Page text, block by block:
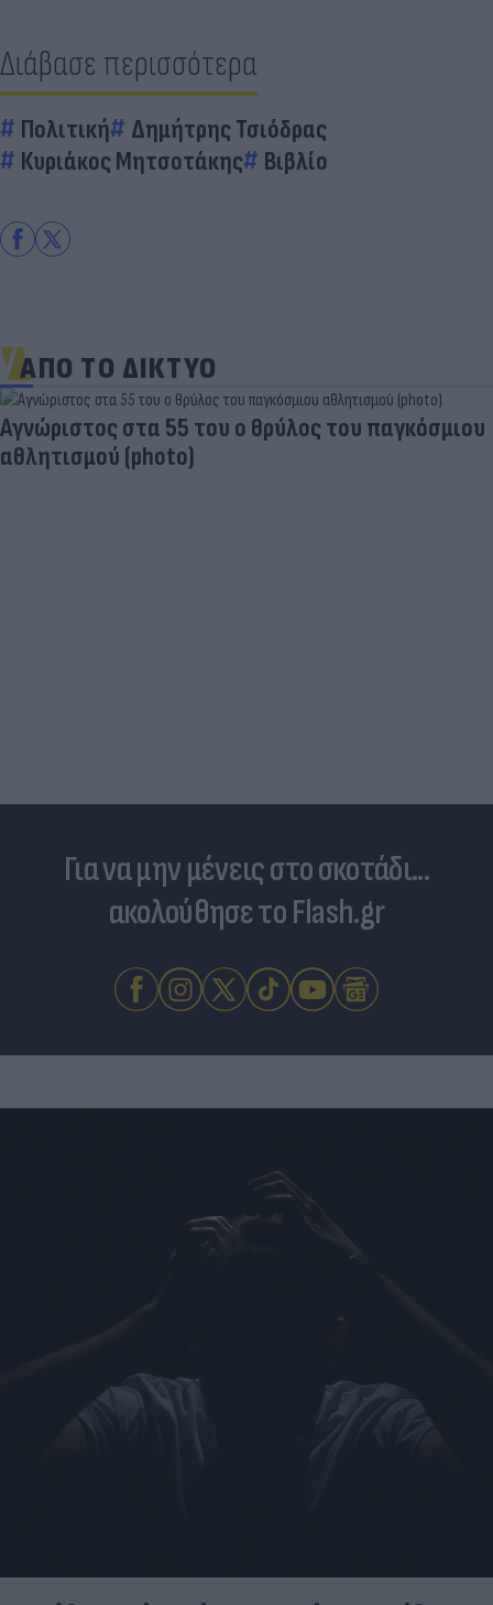
Διάβασε περισσότερα
Πολιτική
Δημήτρης Τσιόδρας
Κυριάκος Μητσοτάκης
Βιβλίο
ΑΠΟ ΤΟ ΔΙΚΤΥΟ
Για να μην μένεις στο σκοτάδι...
ακολούθησε το Flash.gr